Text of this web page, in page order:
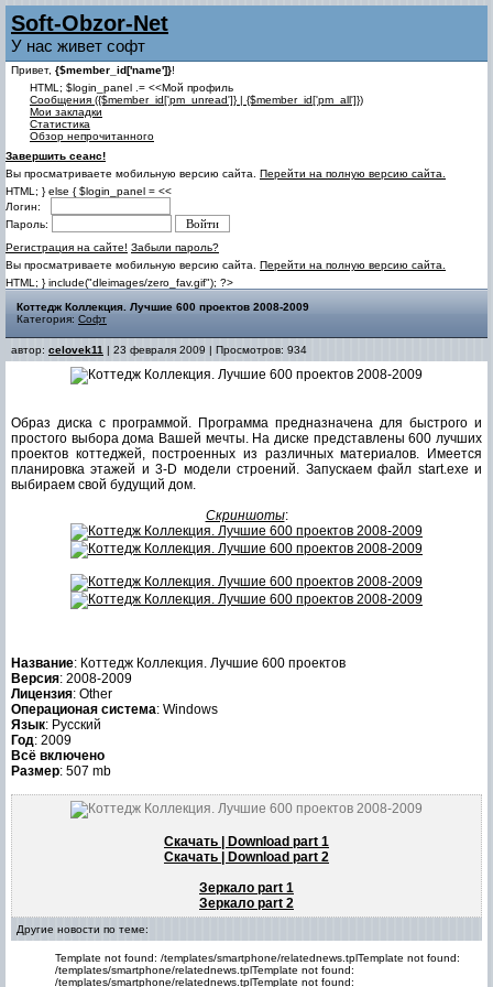
Soft-Obzor-Net
У нас живет софт
Привет, {$member_id['name']}!
HTML; $login_panel .= <<Мой профиль
Cообщения ({$member_id['pm_unread']} | {$member_id['pm_all']})
Мои закладки
Статистика
Обзор непрочитанного
Завершить сеанс!
Вы просматриваете мобильную версию сайта. Перейти на полную версию сайта.
HTML; } else { $login_panel = <<
Логин:
Пароль:
Регистрация на сайте! Забыли пароль?
Вы просматриваете мобильную версию сайта. Перейти на полную версию сайта.
HTML; } include("dleimages/zero_fav.gif"); ?>
Коттедж Коллекция. Лучшие 600 проектов 2008-2009
Категория: Софт
автор: celovek11 | 23 февраля 2009 | Просмотров: 934
Образ диска с программой. Программа предназначена для быстрого и
простого выбора дома Вашей мечты. На диске представлены 600 лучших
проектов коттеджей, построенных из различных материалов. Имеется
планировка этажей и 3-D модели строений. Запускаем файл start.exe и
выбираем свой будущий дом.
Скриншоты:
Название: Коттедж Коллекция. Лучшие 600 проектов
Версия: 2008-2009
Лицензия: Other
Операционая система: Windows
Язык: Русский
Год: 2009
Всё включено
Размер: 507 mb
Скачать | Download part 1
Скачать | Download part 2
Зеркало part 1
Зеркало part 2
Другие новости по теме:
Template not found: /templates/smartphone/relatednews.tplTemplate not found:
/templates/smartphone/relatednews.tplTemplate not found:
/templates/smartphone/relatednews.tplTemplate not found: